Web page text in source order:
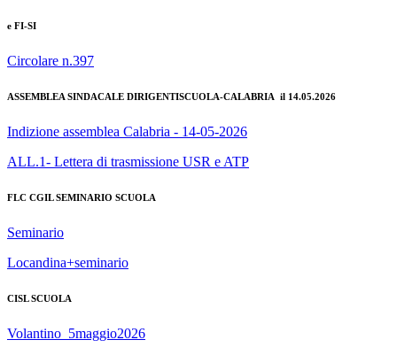
e FI-SI
Circolare n.397
ASSEMBLEA SINDACALE DIRIGENTISCUOLA-CALABRIA il 14.05.2026
Indizione assemblea Calabria - 14-05-2026
ALL.1- Lettera di trasmissione USR e ATP
FLC CGIL SEMINARIO SCUOLA
Seminario
Locandina+seminario
CISL SCUOLA
Volantino_5maggio2026